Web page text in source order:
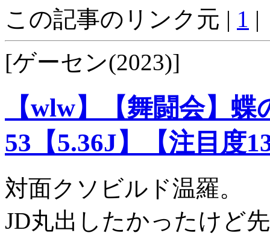
この記事のリンク元 | 1 |
[ゲーセン(2023)]
【wlw】【舞闘会】
53【5.36J】【注目度
対面クソビルド温羅。
JD丸出したかったけど